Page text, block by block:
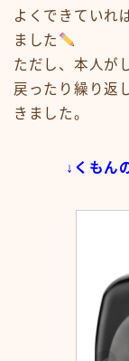
よくできていれ
ました
ただし、本人が
戻ったり繰り返
きました。
↓くもん